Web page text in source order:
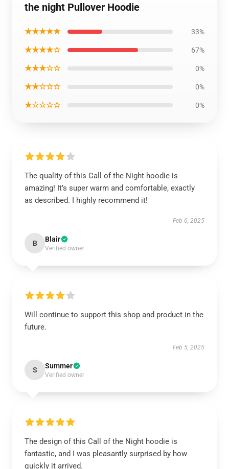
the night Pullover Hoodie
★★★★★ 33%
★★★★☆ 67%
★★★☆☆ 0%
★★☆☆☆ 0%
★☆☆☆☆ 0%
The quality of this Call of the Night hoodie is
amazing! It’s super warm and comfortable, exactly
as described. I highly recommend it!
Feb 6, 2025
B Blair
Verified owner
Will continue to support this shop and product in the
future.
Feb 5, 2025
S Summer
Verified owner
The design of this Call of the Night hoodie is
fantastic, and I was pleasantly surprised by how
quickly it arrived.